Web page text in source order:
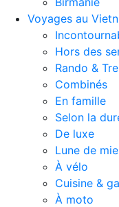
Voyages au
Hors des
Rando &
Combinés
En famille
Selon la
De luxe
Lune de
À vélo
Cuisine &
À moto